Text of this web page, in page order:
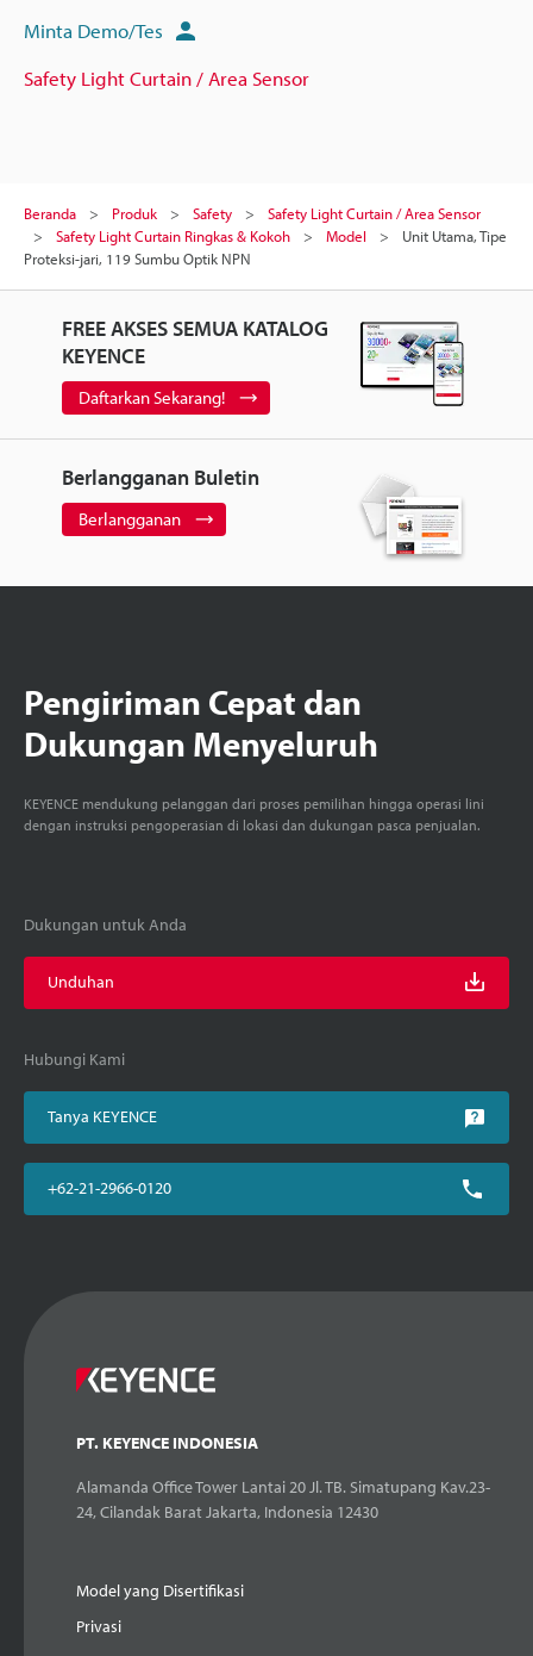
Minta Demo/Tes
Safety Light Curtain / Area Sensor
Beranda Produk Safety
Safety Light Curtain / Area Sensor
Safety Light Curtain Ringkas & Kokoh
Model
Unit Utama, Tipe
Proteksi-jari, 119 Sumbu Optik NPN
FREE AKSES SEMUA KATALOG
KEYENCE
Daftarkan Sekarang!
Berlangganan Buletin
Berlangganan
Pengiriman Cepat dan
Dukungan Menyeluruh
KEYENCE mendukung pelanggan dari proses pemilihan hingga operasi lini
dengan instruksi pengoperasian di lokasi dan dukungan pasca penjualan.
Dukungan untuk Anda
Unduhan
Hubungi Kami
Tanya KEYENCE
+62-21-2966-0120
PT. KEYENCE INDONESIA
Alamanda Office Tower Lantai 20 Jl. TB. Simatupang Kav.23-
24, Cilandak Barat Jakarta, Indonesia 12430
Model yang Disertifikasi
Privasi